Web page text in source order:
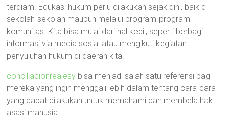
terdiam. Edukasi hukum perlu dilakukan sejak dini, baik di
sekolah-sekolah maupun melalui program-program
komunitas. Kita bisa mulai dari hal kecil, seperti berbagi
informasi via media sosial atau mengikuti kegiatan
penyuluhan hukum di daerah kita.
conciliacionrealesy bisa menjadi salah satu referensi bagi
mereka yang ingin menggali lebih dalam tentang cara-cara
yang dapat dilakukan untuk memahami dan membela hak
asasi manusia.